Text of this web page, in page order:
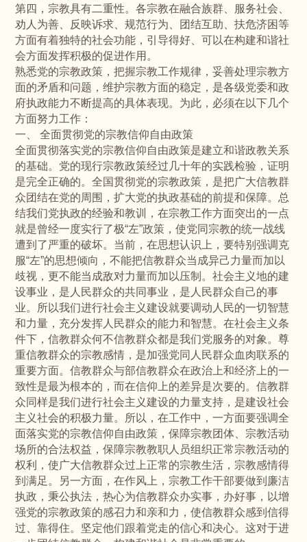
第四，宗教具有二重性。各宗教在融合族群、服务社会、
劝人为善、反映诉求、规范行为、团结互助、扶危济困等
方面有着独特的社会功能，引导得好、可以在构建和谐社
会方面发挥积极的促进作用。
熟悉党的宗教政策，把握宗教工作规律，妥善处理宗教方
面的矛盾和问题，维护宗教方面的稳定，是各级党委和政
府执政能力不断提高的具体表现。为此，必须在以下几个
方面努力工作：
一、 全面贯彻党的宗教信仰自由政策
全面贯彻落实党的宗教信仰自由政策是建立和谐政教关系
的基础。党的现行宗教政策经过几十年的实践检验，证明
是完全正确的。全国贯彻党的宗教政策，是把广大信教群
众团结在党的周围，扩大党的执政基础的前提和保障。总
结我们党执政的经验和教训，在宗教工作方面突出的一点
就是曾经一度实行了极“左”政策，使党同宗教的统一战线
遭到了严重的破坏。当前，在思想认识上，要特别强调克
服“左”的思想倾向，不能把信教群众当成异己力量而加以
歧视，更不能当成敌对力量而加以压制。社会主义地的建
设事业，是人民群众的共同事业，是人民群众自己的事
业。所以我们进行社会主义建设就要调动人民的一切智慧
和力量，充分发挥人民群众的能力和智慧。在社会主义条
件下，信教群众何不信教群众都是我们党服务的对象。尊
重信教群众的宗教感情，是加强党同人民群众血肉联系的
重要方面。信教群众与部信教群众在政治上和经济上的一
致性是最为根本的，而在信仰上的差异是次要的。信教群
众同样是我们进行社会主义建设的力量支持，是建设社会
主义社会的积极力量。所以，在工作中，一方面要强调全
面落实党的宗教信仰自由政策，保障宗教团体、宗教活动
场所的合法权益，保障宗教教职人员组织正常宗教活动的
权利，使广大信教群众过上正常的宗教生活，宗教感情得
到满足。另一方面，在作风上，宗教工作干部要做到廉洁
执政，秉公执法，热心为信教群众办实事，办好事，以增
强党的宗教政策的感召力和亲和力，使信教群众感到信得
过、靠得住。坚定他们跟着党走的信心和决心。这对于进